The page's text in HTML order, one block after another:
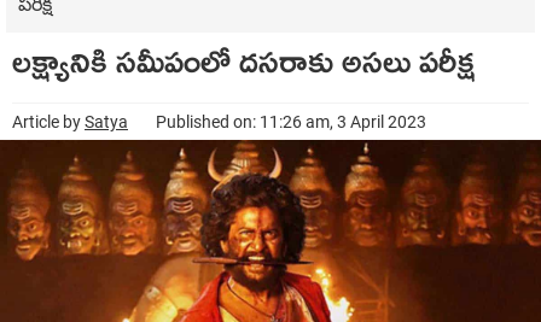
లక్ష్యానికి సమీపంలో దసరాకు అసలు పరీక్ష
Article bySatya Published on: 11:26 am, 3 April 2023